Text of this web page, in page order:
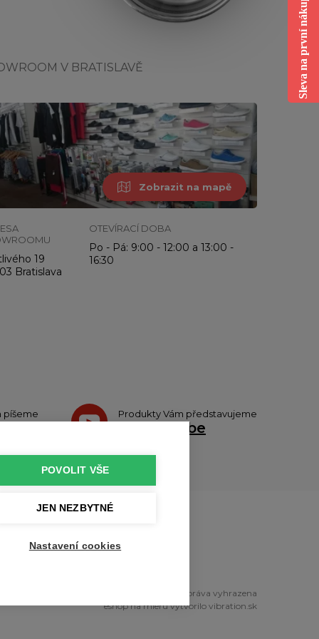
POVOLIT VŠE
JEN NEZBYTNÉ
Nastavení cookies
V BRATISLAVĚ
Zobrazit na mapě
19
Bratislava
OTEVÍRACÍ DOBA
Po - Pá: 9:00 - 12:00 a 13:00 -
16:30
píšeme Produkty Vám představujeme
Youtube
© 2010 - 2026 profikuchar.cz Všechna práva vyhrazena
eshop na mieruvytvorilo vibration.sk
Sleva na první nákup